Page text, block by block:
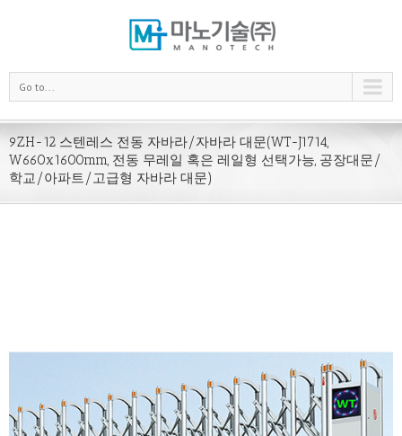
Go to...
9ZH-12 스텐레스 전동 자바라/자바라 대문(WT-J1714,
W660x1600mm, 전동 무레일 혹은 레일형 선택가능, 공장대문/
학교/아파트/고급형 자바라 대문)